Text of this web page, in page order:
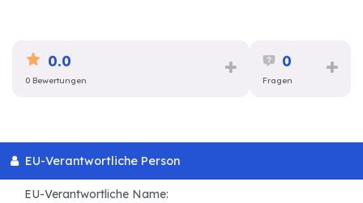
0.0
0 Bewertungen
0
Fragen
EU-Verantwortliche Person
EU-Verantwortliche Name: